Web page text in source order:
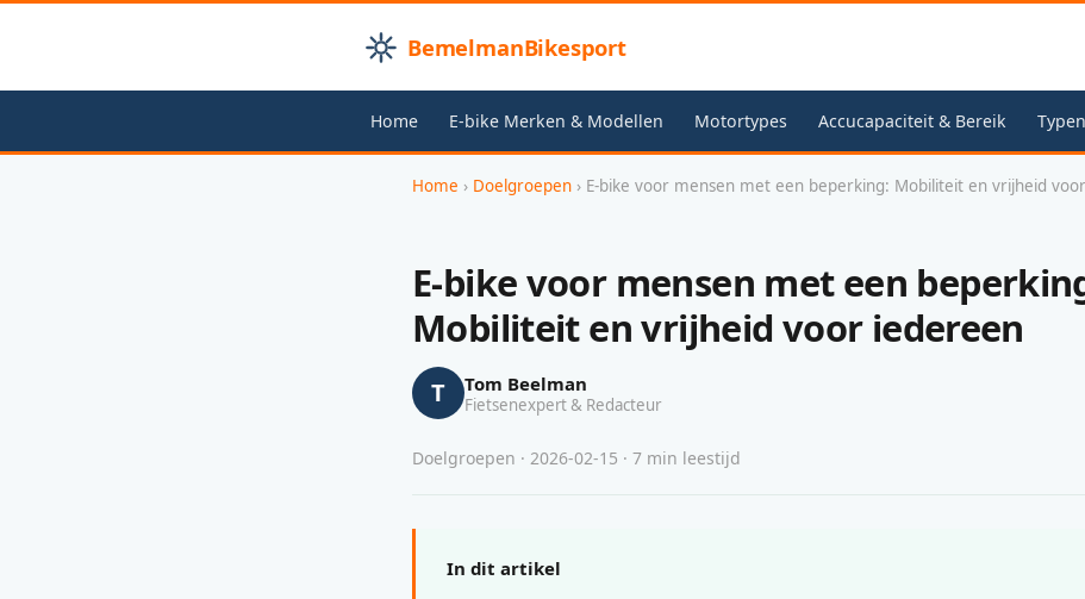
BemelmanBikesport
Home E-bike Merken & Modellen Motortypes Accucapaciteit & Bereik
Home › Doelgroepen › E-bike voor mensen met een beperking: Mobiliteit en vrijheid
E-bike voor mensen met een
Mobiliteit en vrijheid voor iedereen
T Tom Beelman
Fietsenexpert & Redacteur
Doelgroepen · 2026-02-15 · 7 min leestijd
In dit artikel